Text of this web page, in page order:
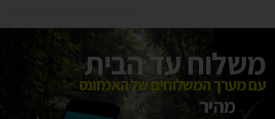
משלוח עד הבית
עם מערך המשלוחים של האמזונס
מהיר